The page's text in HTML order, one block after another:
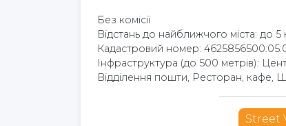
Без комісії
Відстань до найближчого міста: до 5
Кадастровий номер:
Інфраструктура (до 500 метрів):
Відділення пошти, Ресторан, кафе,
Street